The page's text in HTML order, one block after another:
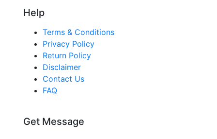
Help
Terms & Conditions
Privacy Policy
Return Policy
Disclaimer
Contact Us
FAQ
Get Message